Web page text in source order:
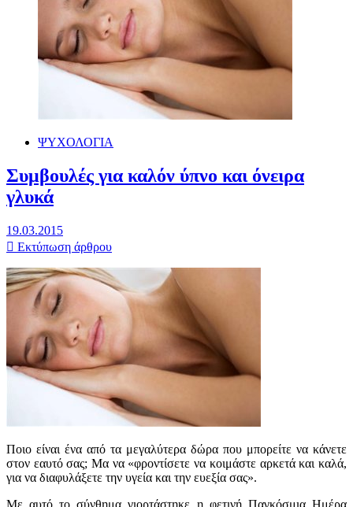
ΨΥΧΟΛΟΓΙΑ
Συμβουλές για καλόν ύπνο και όνειρα
γλυκά
19.03.2015
Εκτύπωση άρθρου
Ποιο είναι ένα από τα μεγαλύτερα δώρα που μπορείτε να κάνετε
στον εαυτό σας; Μα να «φροντίσετε να κοιμάστε αρκετά και καλά,
για να διαφυλάξετε την υγεία και την ευεξία σας».
Με αυτό το σύνθημα γιορτάστηκε η φετινή Παγκόσμια Ημέρα